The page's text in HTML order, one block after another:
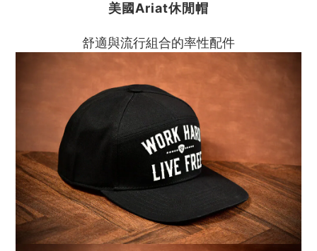
美國Ariat休閒帽
舒適與流行組合的率性配件